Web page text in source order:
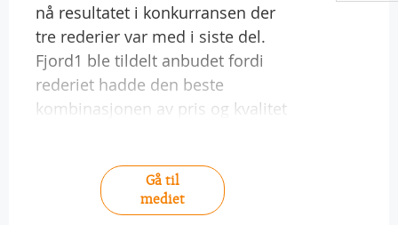
nå resultatet i konkurransen der
tre rederier var med i siste del.
Fjord1 ble tildelt anbudet fordi
rederiet hadde den beste
kombinasjonen av pris og kvalitet
Gå til
mediet